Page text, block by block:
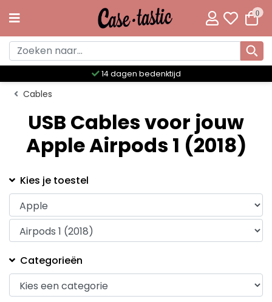
0
14 dagen bedenktijd
Cables
USB Cables voor jouw
Apple Airpods 1 (2018)
Kies je toestel
Categorieën